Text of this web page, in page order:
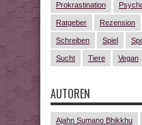
Prokrastination
Ratgeber Rezension
Schreiben Spiel
Sucht Tiere Vegan
AUTOREN
Ajahn Sumano Bhikkhu